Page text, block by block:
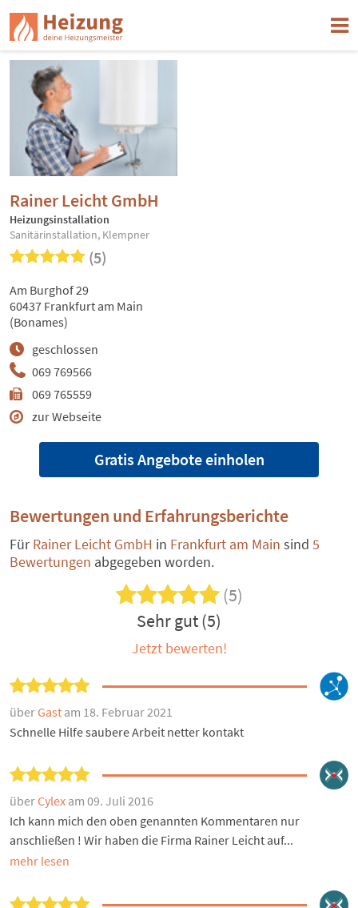
Rainer Leicht GmbH
Heizungsinstallation
Sanitärinstallation, Klempner
(5)
069 769566
069 765559
zur Webseite
geschlossen
Am Burghof 29
60437 Frankfurt am Main
(Bonames)
Gratis Angebote einholen
Bewertungen und Erfahrungsberichte
FürRainer Leicht GmbH in Frankfurt am Main sind 5
Bewertungen abgegeben worden.
(5)
Sehr gut (5)
Jetzt bewerten!
überGast am 18. Februar 2021
Schnelle Hilfe saubere Arbeit netter kontakt
überCylex am 09. Juli 2016
Ich kann mich den oben genannten Kommentaren nur
anschließen ! Wir haben die Firma Rainer Leicht auf...
mehr lesen